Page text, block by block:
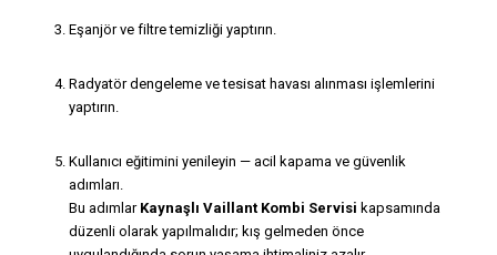
Eşanjör ve filtre temizliği yaptırın.
Radyatör dengeleme ve tesisat havası alınması işlemlerini
yaptırın.
Kullanıcı eğitimini yenileyin — acil kapama ve güvenlik
adımları.
Bu adımlar Kaynaşlı Vaillant Kombi Servisi kapsamında
düzenli olarak yapılmalıdır; kış gelmeden önce